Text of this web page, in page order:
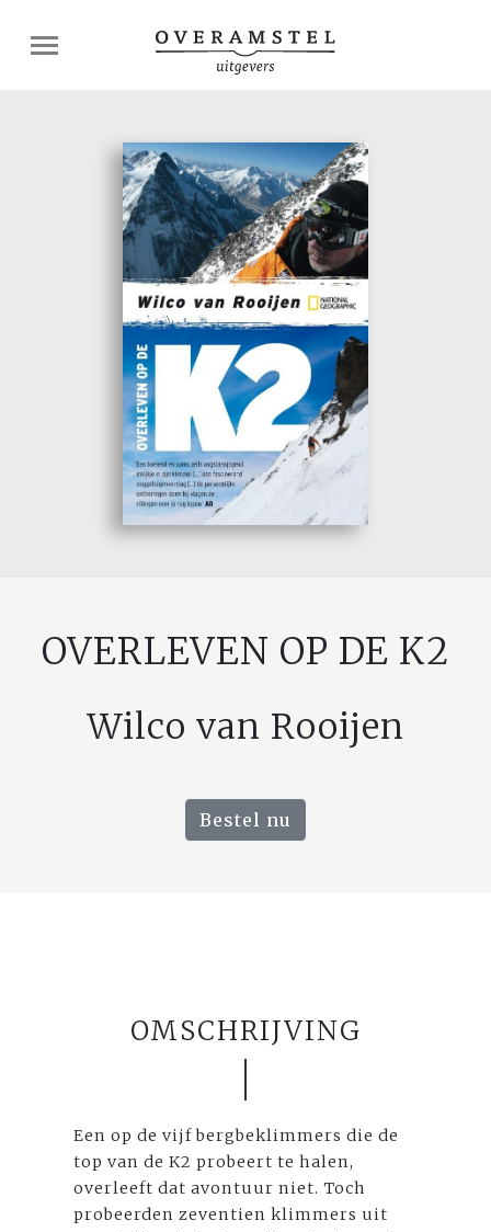
OVERLEVEN OP DE K2
Wilco van Rooijen
Bestel nu
OMSCHRIJVING
Een op de vijf bergbeklimmers die de
top van de K2 probeert te halen,
overleeft dat avontuur niet. Toch
probeerden zeventien klimmers uit